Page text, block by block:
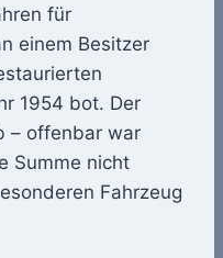
für
einem Besitzer
1954 bot. Der
– offenbar war
Summe nicht
Fahrzeug